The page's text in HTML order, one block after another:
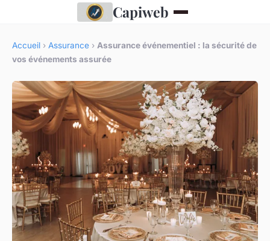
Capiweb
Accueil › Assurance › Assurance événementiel : la sécurité de
vos événements assurée